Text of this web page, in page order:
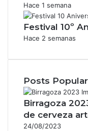
Hace 1 semana
Festival 10º
Hace 2 semanas
Posts
Birragoza
de cerveza
24/08/2023